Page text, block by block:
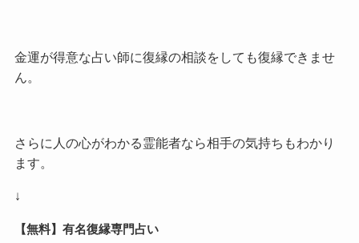
金運が得意な占い師に復縁の相談をしても復縁できませ
ん。
さらに人の心がわかる霊能者なら相手の気持ちもわかり
ます。
↓
【無料】有名復縁専門占い